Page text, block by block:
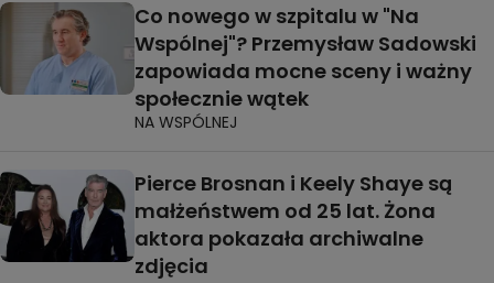
Co nowego w szpitalu w "Na
Wspólnej"? Przemysław Sadowski
zapowiada mocne sceny i ważny
społecznie wątek
NA WSPÓLNEJ
Pierce Brosnan i Keely Shaye są
małżeństwem od 25 lat. Żona
aktora pokazała archiwalne
zdjęcia